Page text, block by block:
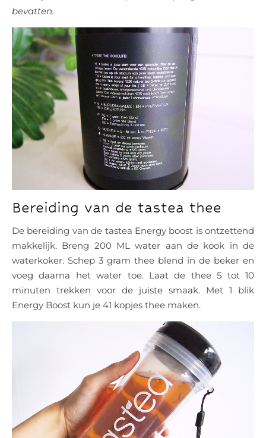
bevatten.
Bereiding van de tastea thee
De bereiding van de tastea Energy boost is ontzettend
makkelijk. Breng 200 ML water aan de kook in de
waterkoker. Schep 3 gram thee blend in de beker en
voeg daarna het water toe. Laat de thee 5 tot 10
minuten trekken voor de juiste smaak. Met 1 blik
Energy Boost kun je 41 kopjes thee maken.